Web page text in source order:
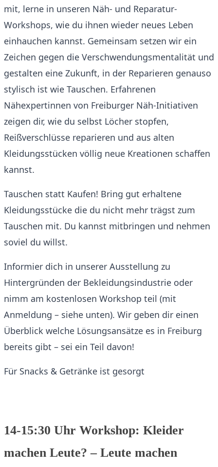
mit, lerne in unseren Näh- und Reparatur-
Workshops, wie du ihnen wieder neues Leben
einhauchen kannst. Gemeinsam setzen wir ein
Zeichen gegen die Verschwendungsmentalität und
gestalten eine Zukunft, in der Reparieren genauso
stylisch ist wie Tauschen. Erfahrenen
Nähexpertinnen von Freiburger Näh-Initiativen
zeigen dir, wie du selbst Löcher stopfen,
Reißverschlüsse reparieren und aus alten
Kleidungsstücken völlig neue Kreationen schaffen
kannst.
Tauschen statt Kaufen! Bring gut erhaltene
Kleidungsstücke die du nicht mehr trägst zum
Tauschen mit. Du kannst mitbringen und nehmen
soviel du willst.
Informier dich in unserer Ausstellung zu
Hintergründen der Bekleidungsindustrie oder
nimm am kostenlosen Workshop teil (mit
Anmeldung – siehe unten). Wir geben dir einen
Überblick welche Lösungsansätze es in Freiburg
bereits gibt – sei ein Teil davon!
Für Snacks & Getränke ist gesorgt
14-15:30 Uhr Workshop: Kleider
machen Leute? – Leute machen